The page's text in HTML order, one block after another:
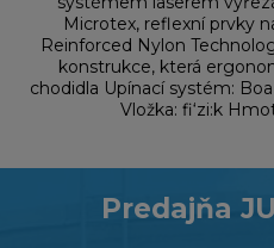
Microtex, reflexní prvky
Reinforced Nylon
konstrukce, která
chodidla Upínací systém:
Vložka: fi‘zi:k
Predajňa